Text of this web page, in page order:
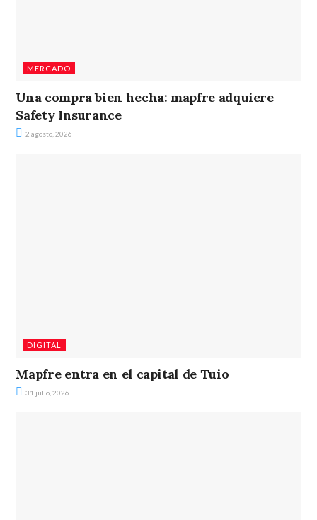
MERCADO
Una compra bien hecha: mapfre adquiere
Safety Insurance
2 agosto, 2026
DIGITAL
Mapfre entra en el capital de Tuio
31 julio, 2026